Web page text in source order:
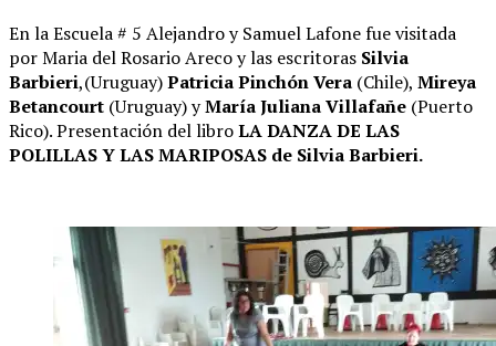
En la Escuela # 5 Alejandro y Samuel Lafone fue visitada
por Maria del Rosario Areco y las escritoras Silvia
Barbieri,(Uruguay)Patricia Pinchón Vera (Chile), Mireya
Betancourt (Uruguay) yMaría Juliana Villafañe (Puerto
Rico). Presentación del libroLA DANZA DE LAS
POLILLAS Y LAS MARIPOSAS de Silvia Barbieri.